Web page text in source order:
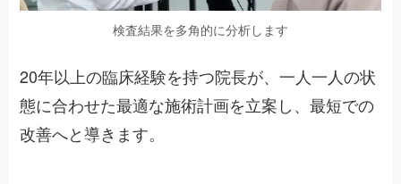
検査結果を多角的に分析します
20年以上の臨床経験を持つ院長が、一人一人の状
態に合わせた最適な施術計画を立案し、最短での
改善へと導きます。